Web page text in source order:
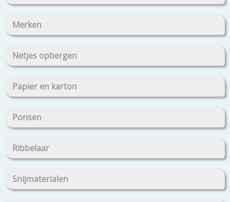
Merken
Netjes opbergen
Papier en karton
Ponsen
Ribbelaar
Snijmaterialen